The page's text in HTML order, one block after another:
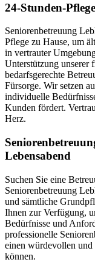
24-Stunden-
Seniorenbetreuung
Pflege zu Hause, um
in vertrauter
Unterstützung unserer
bedarfsgerechte
Fürsorge. Wir setzen
individuelle
Kunden fördert.
Herz.
Lebensabend
Suchen Sie eine
Seniorenbetreuung
und sämtliche
Ihnen zur Verfügung,
Bedürfnisse und
professionelle
einen würdevollen und
können.